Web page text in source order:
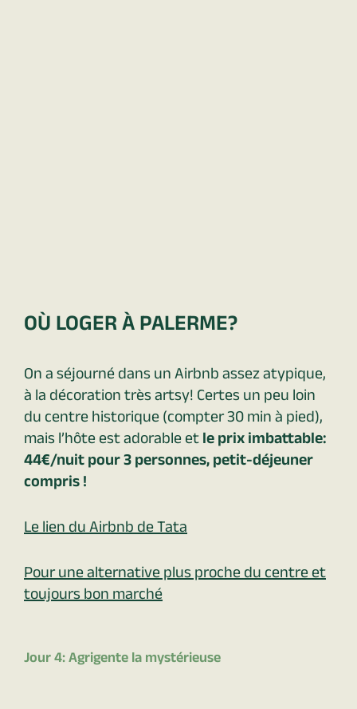
OÙ LOGER À PALERME?
On a séjourné dans un Airbnb assez atypique,
à la décoration très artsy! Certes un peu loin
du centre historique (compter 30 min à pied),
mais l’hôte est adorable etle prix imbattable:
44€/nuit pour 3 personnes, petit-déjeuner
compris !
Le lien du Airbnb de Tata
Pour une alternative plus proche du centre et
toujours bon marché
Jour 4: Agrigente la mystérieuse